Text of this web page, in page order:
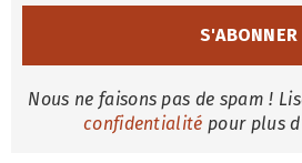
Nous ne faisons pas de spam !
confidentialité pour plus